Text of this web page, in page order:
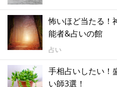
怖いほど当たる！
能者&占いの館
占い
手相占いしたい！
い師3選！